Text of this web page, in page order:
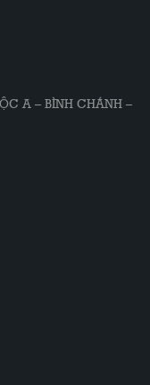
A – BÌNH CHÁNH –